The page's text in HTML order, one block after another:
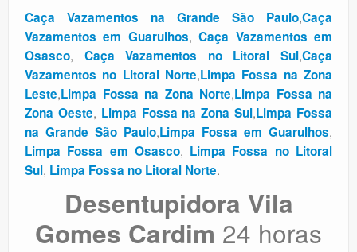
Caça Vazamentos na Grande São Paulo,Caça
Vazamentos em Guarulhos,Caça Vazamentos em
Osasco, Caça Vazamentos no Litoral Sul,Caça
Vazamentos no Litoral Norte,Limpa Fossa na Zona
Leste,Limpa Fossa na Zona Norte,Limpa Fossa na
Zona Oeste, Limpa Fossa na Zona Sul,Limpa Fossa
na Grande São Paulo,Limpa Fossa em Guarulhos,
Limpa Fossa em Osasco, Limpa Fossa no Litoral
Sul, Limpa Fossa no Litoral Norte.
Desentupidora Vila
Gomes Cardim 24 horas